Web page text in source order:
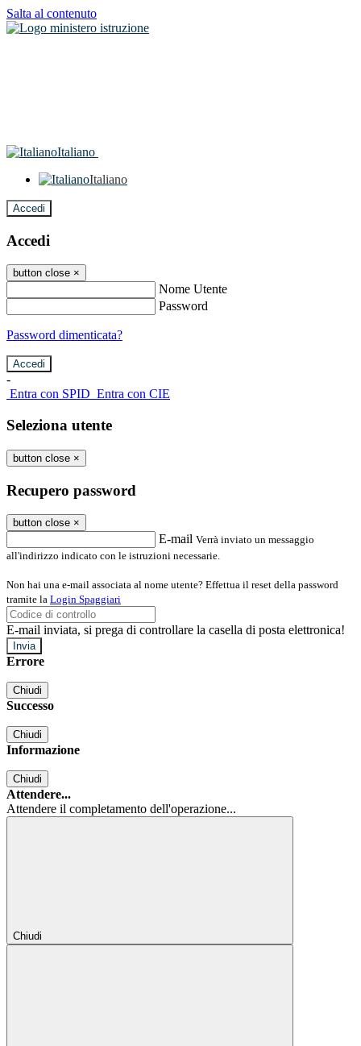
Salta al contenuto
Italiano
Italiano
Accedi
Accedi
button close ×
Nome Utente
Password
Password dimenticata?
-
Entra con SPID Entra con CIE
Seleziona utente
button close ×
Recupero password
button close ×
E-mail Verrà inviato un messaggio
all'indirizzo indicato con le istruzioni necessarie.
Non hai una e-mail associata al nome utente? Effettua il reset della password
tramite la Login Spaggiari
E-mail inviata, si prega di controllare la casella di posta elettronica!
Errore
Chiudi
Successo
Chiudi
Informazione
Chiudi
Attendere...
Attendere il completamento dell'operazione...
Chiudi